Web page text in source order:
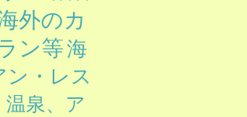
外のカ
ン等海
・レス
泉、ア